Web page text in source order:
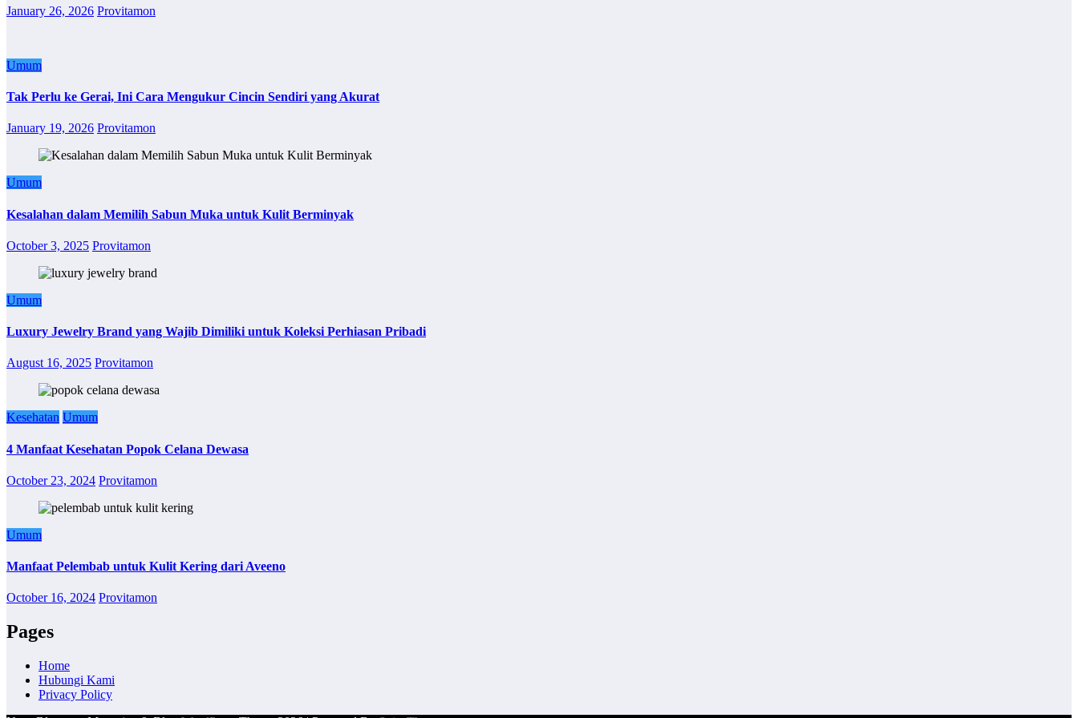
January 26, 2026 Provitamon
Umum
Tak Perlu ke Gerai, Ini Cara Mengukur Cincin Sendiri yang Akurat
January 19, 2026 Provitamon
Umum
Kesalahan dalam Memilih Sabun Muka untuk Kulit Berminyak
October 3, 2025 Provitamon
Umum
Luxury Jewelry Brand yang Wajib Dimiliki untuk Koleksi Perhiasan Pribadi
August 16, 2025 Provitamon
Kesehatan Umum
4 Manfaat Kesehatan Popok Celana Dewasa
October 23, 2024 Provitamon
Umum
Manfaat Pelembab untuk Kulit Kering dari Aveeno
October 16, 2024 Provitamon
Pages
Home
Hubungi Kami
Privacy Policy